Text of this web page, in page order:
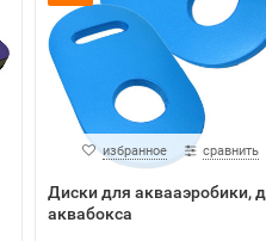
избранное сравнить
Диски для аквааэробики,
аквабокса